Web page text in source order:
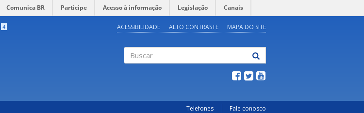
Comunica BR Participe Acesso à informação Legislação Canais
4 ACESSIBILIDADE ALTO CONTRASTE MAPA DO SITE
Telefones Fale conosco